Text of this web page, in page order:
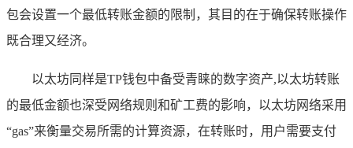
包会设置一个最低转账金额的限制，其目的在于确保转账操作
既合理又经济。
以太坊同样是TP钱包中备受青睐的数字资产,以太坊转账
的最低金额也深受网络规则和矿工费的影响，以太坊网络采用
“gas”来衡量交易所需的计算资源，在转账时，用户需要支付